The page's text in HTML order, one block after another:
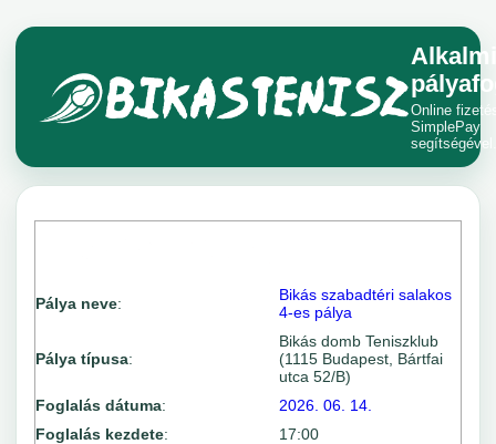
Alkalmi
Online
SimplePay
segítségével.
Pálya neve:
Bikás szabadtéri salakos
4-es pálya
Pálya típusa:
Bikás domb Teniszklub
(1115 Budapest, Bártfai
utca 52/B)
Foglalás dátuma:
2026. 06. 14.
Foglalás kezdete: 17:00